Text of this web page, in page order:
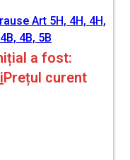
Art 5H, 4H, 4H,
4B, 5B
a fost:
Prețul curent